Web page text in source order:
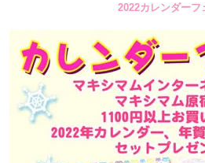
2022カレンダーフ